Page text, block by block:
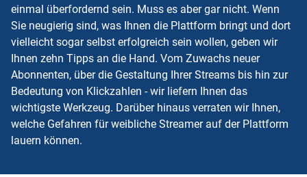
einmal überfordernd sein. Muss es aber gar nicht. Wenn
Sie neugierig sind, was Ihnen die Plattform bringt und dort
vielleicht sogar selbst erfolgreich sein wollen, geben wir
Ihnen zehn Tipps an die Hand. Vom Zuwachs neuer
Abonnenten, über die Gestaltung Ihrer Streams bis hin zur
Bedeutung von Klickzahlen - wir liefern Ihnen das
wichtigste Werkzeug. Darüber hinaus verraten wir Ihnen,
welche Gefahren für weibliche Streamer auf der Plattform
lauern können.